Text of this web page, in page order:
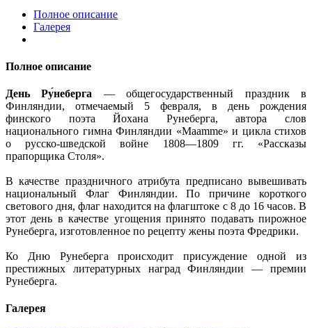
Полное описание
Галерея
Полное описание
День Ру́неберга — общегосударственный праздник в
Финляндии, отмечаемый 5 февраля, в день рождения
финского поэта Йохана Рунеберга, автора слов
национального гимна Финляндии «Maamme» и цикла стихов
о русско-шведской войне 1808—1809 гг. «Рассказы
прапорщика Столя».
В качестве праздничного атрибута предписано вывешивать
национальный Флаг Финляндии. По причине короткого
светового дня, флаг находится на флагштоке с 8 до 16 часов. В
этот день в качестве угощения принято подавать пирожное
Рунеберга, изготовленное по рецепту жены поэта Фредрики.
Ко Дню Рунеберга происходит присуждение одной из
престижных литературных наград Финляндии — премии
Рунеберга.
Галерея